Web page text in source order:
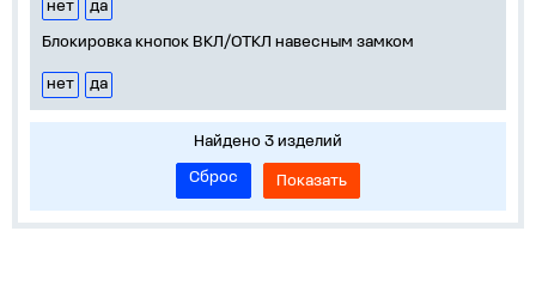
нет
да
Блокировка кнопок ВКЛ/ОТКЛ навесным замком
нет да
Найдено 3 изделий
Сброс
Показать